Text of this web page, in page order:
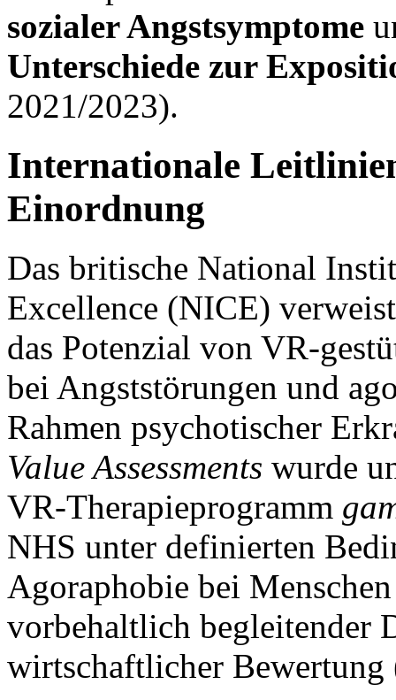
sozialer Angstsymptome
Unterschiede zur
2021/2023).
Internationale
Einordnung
Das britische National
Excellence (NICE)
das Potenzial von VR-
bei Angststörungen und
Rahmen psychotischer
Value Assessments wurde
VR-Therapieprogramm
NHS unter definierten
Agoraphobie bei
vorbehaltlich begleitender
wirtschaftlicher